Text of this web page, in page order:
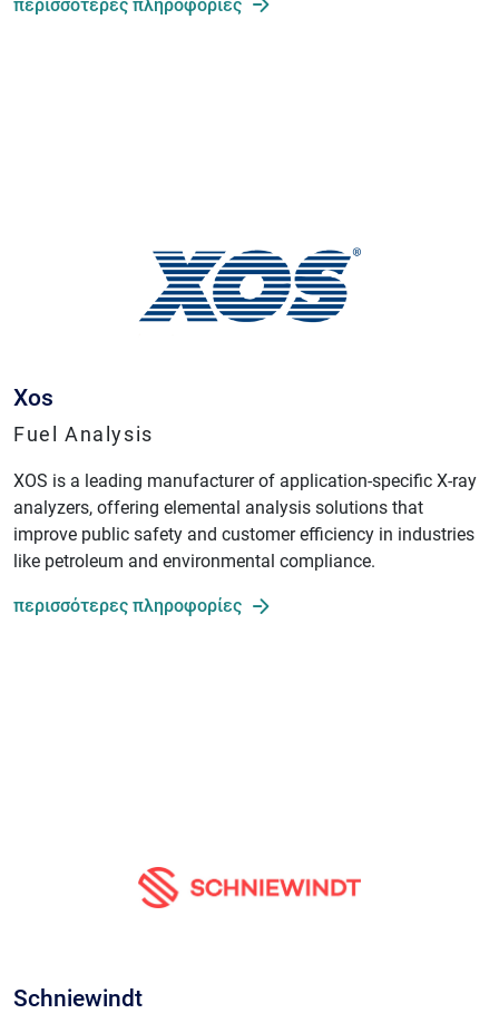
περισσότερες πληροφορίες
Xos
Fuel Analysis
XOS is a leading manufacturer of application-specific X-ray
analyzers, offering elemental analysis solutions that
improve public safety and customer efficiency in industries
like petroleum and environmental compliance.
περισσότερες πληροφορίες
Schniewindt